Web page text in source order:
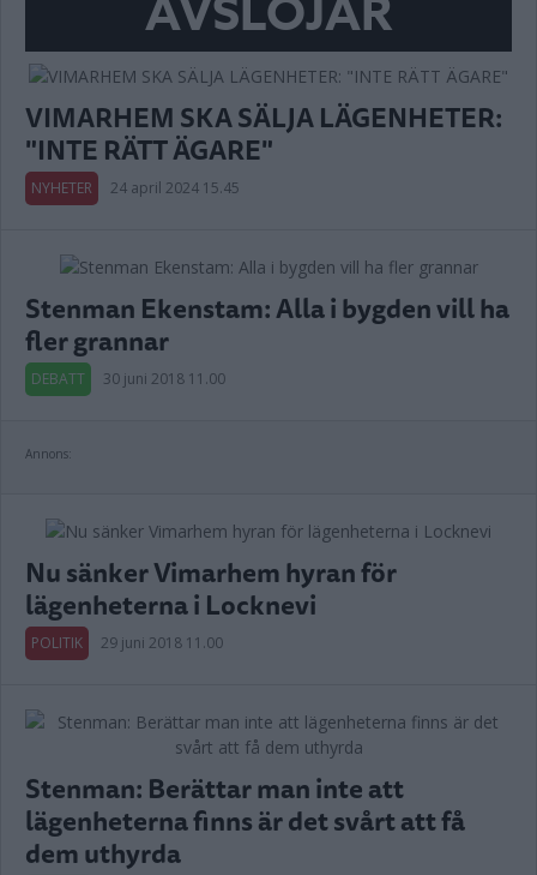
AVSLÖJAR
VIMARHEM SKA SÄLJA LÄGENHETER:
"INTE RÄTT ÄGARE"
NYHETER 24 april 2024 15.45
Stenman Ekenstam: Alla i bygden vill ha
fler grannar
DEBATT 30 juni 2018 11.00
Annons:
Nu sänker Vimarhem hyran för
lägenheterna i Locknevi
POLITIK 29 juni 2018 11.00
Stenman: Berättar man inte att
lägenheterna finns är det svårt att få
dem uthyrda